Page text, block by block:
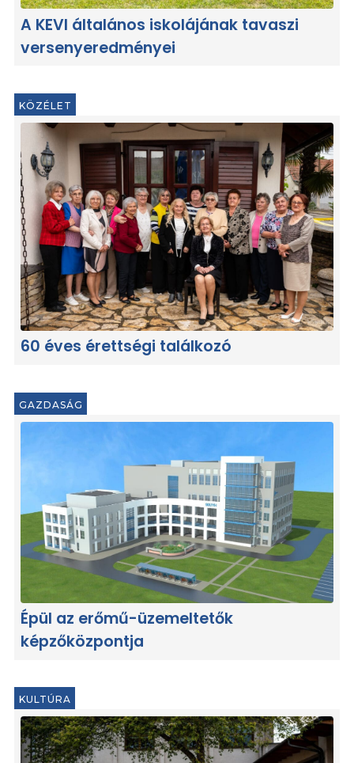
A KEVI általános iskolájának tavaszi
versenyeredményei
KÖZÉLET
60 éves érettségi találkozó
GAZDASÁG
Épül az erőmű-üzemeltetők
képzőközpontja
KULTÚRA